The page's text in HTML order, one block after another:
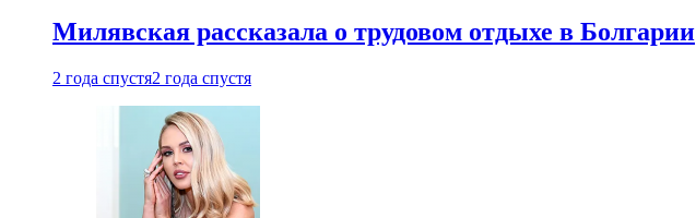
Милявская рассказала о трудовом отдыхе в Болгарии
2 года спустя2 года спустя